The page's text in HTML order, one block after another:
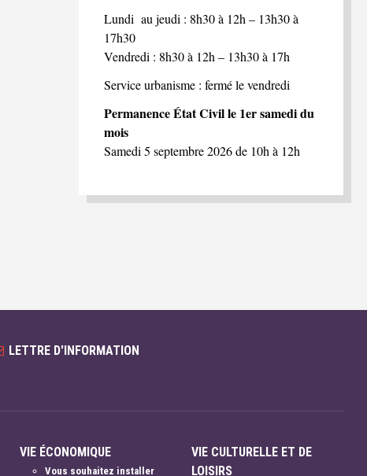
Lundi au jeudi : 8h30 à 12h – 13h30 à
17h30
Vendredi : 8h30 à 12h – 13h30 à 17h
Service urbanisme : fermé le vendredi
Permanence État Civil le 1er samedi du
mois
Samedi 5 septembre 2026 de 10h à 12h
LETTRE D'INFORMATION
VIE ÉCONOMIQUE
Vous souhaitez installer
VIE CULTURELLE ET DE
LOISIRS